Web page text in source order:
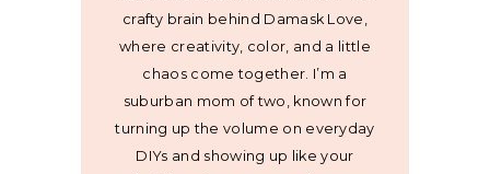
crafty brain behind Damask Love,
where creativity, color, and a little
chaos come together. I’m a
suburban mom of two, known for
turning up the volume on everyday
DIYs and showing up like your